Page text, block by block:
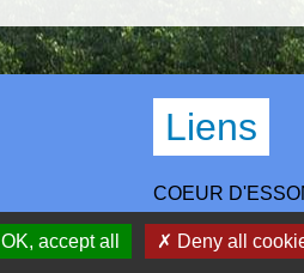
Liens
COEUR
REGION ILE DE
OK, accept all Deny all